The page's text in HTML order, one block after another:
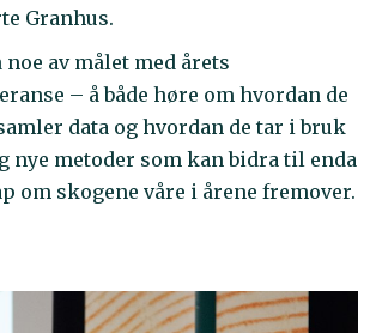
Granhus.
noe av målet med årets
– å både høre om hvordan de
data og hvordan de tar i bruk
nye metoder som kan bidra til enda
om skogene våre i årene fremover.